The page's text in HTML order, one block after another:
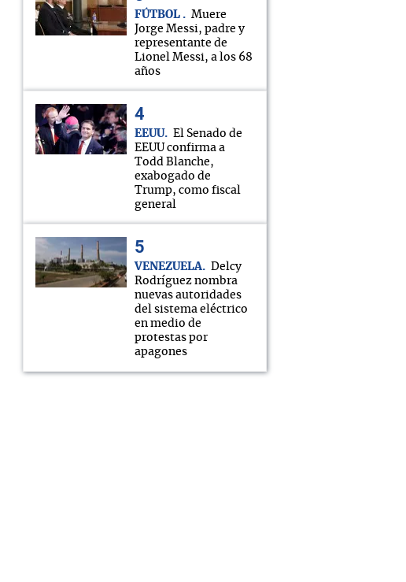
FÚTBOL
Muere
Jorge Messi, padre y
representante de
Lionel Messi, a los 68
años
EEUU
El Senado de
EEUU confirma a
Todd Blanche,
exabogado de
Trump, como fiscal
general
VENEZUELA
Delcy
Rodríguez nombra
nuevas autoridades
del sistema eléctrico
en medio de
protestas por
apagones